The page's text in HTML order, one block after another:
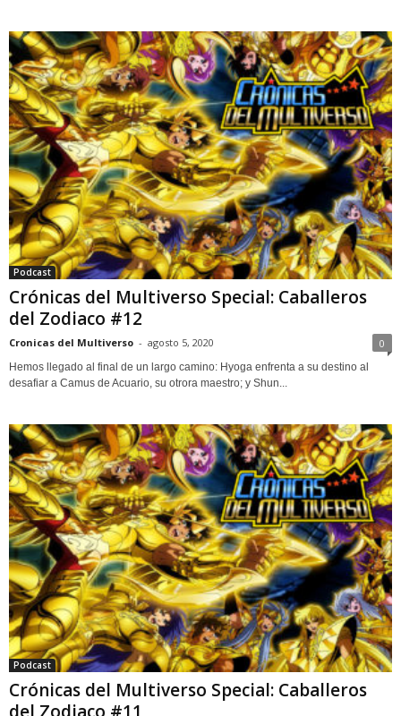
Podcast
Crónicas del Multiverso Special: Caballeros
del Zodiaco #12
Cronicas del Multiverso - agosto 5, 2020 0
Hemos llegado al final de un largo camino: Hyoga enfrenta a su destino al
desafiar a Camus de Acuario, su otrora maestro; y Shun...
Podcast
Crónicas del Multiverso Special: Caballeros